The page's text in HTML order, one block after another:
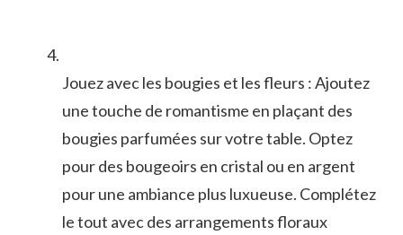
Jouez avec les ⁢bougies et les fleurs : Ajoutez
une ​touche de romantisme en plaçant des
bougies parfumées sur votre table. Optez
pour des bougeoirs en cristal ou en argent
pour une ambiance plus luxueuse. Complétez
le tout avec des arrangements floraux